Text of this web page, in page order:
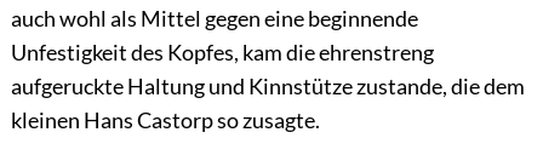
auch wohl als Mittel gegen eine beginnende
Unfestigkeit des Kopfes, kam die ehrenstreng
aufgeruckte Haltung und Kinnstütze zustande, die dem
kleinen Hans Castorp so zusagte.